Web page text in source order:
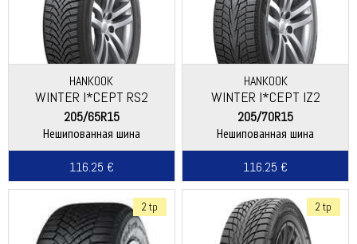
HANKOOK
WINTER I*CEPT RS2
(W452)
205/65R15
Нешипованная шина
116.25 €
HANKOOK
WINTER I*CEPT IZ2
(W616)
205/70R15
Нешипованная шина
116.25 €
2 tp 2 tp